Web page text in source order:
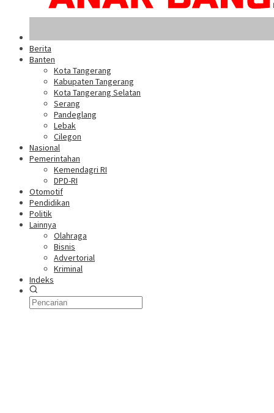
Berita
Banten
Kota Tangerang
Kabupaten Tangerang
Kota Tangerang Selatan
Serang
Pandeglang
Lebak
Cilegon
Nasional
Pemerintahan
Kemendagri RI
DPD-RI
Otomotif
Pendidikan
Politik
Lainnya
Olahraga
Bisnis
Advertorial
Kriminal
Indeks